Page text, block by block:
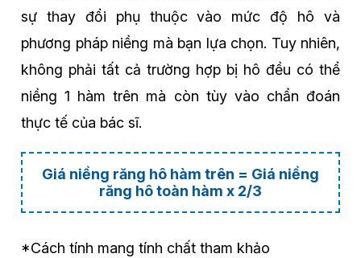
sự thay đổi phụ thuộc vào mức độ hô và
phương pháp niềng mà bạn lựa chọn. Tuy nhiên,
không phải tất cả trường hợp bị hô đều có thể
niềng 1 hàm trên mà còn tùy vào chẩn đoán
thực tế của bác sĩ.
Giá niềng răng hô hàm trên = Giá niềng
răng hô toàn hàm x 2/3
*Cách tính mang tính chất tham khảo